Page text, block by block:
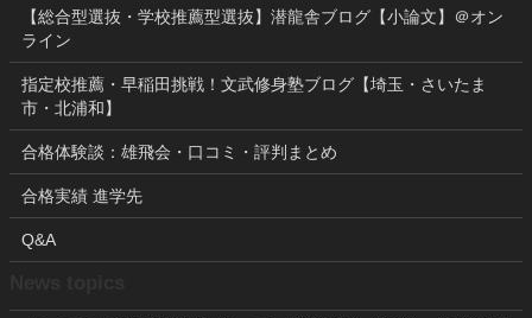
【総合型選抜・学校推薦型選抜】潜龍舎ブログ【小論文】＠オン
ライン
指定校推薦・早稲田挑戦！文武修身塾ブログ【埼玉・さいたま
市・北浦和】
合格体験談：雄飛会・口コミ・評判まとめ
合格実績 進学先
Q&A